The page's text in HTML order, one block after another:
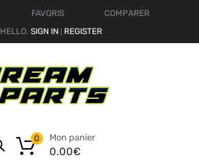
FAVORIS
COMPARER
HELLO. SIGN IN REGISTER
Mon panier
0.00€
0